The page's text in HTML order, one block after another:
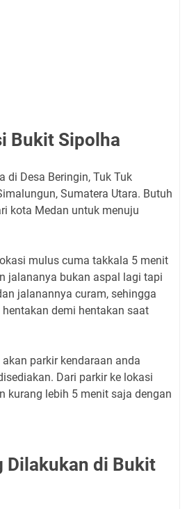
Bukit Sipolha
di Desa Beringin, Tuk Tuk
Sumatera Utara. Butuh
kota Medan untuk menuju
mulus cuma takkala 5 menit
jalananya bukan aspal lagi tapi
jalanannya curam, sehingga
demi hentakan saat
parkir kendaraan anda
Dari parkir ke lokasi
kurang lebih 5 menit saja dengan
Dilakukan di Bukit